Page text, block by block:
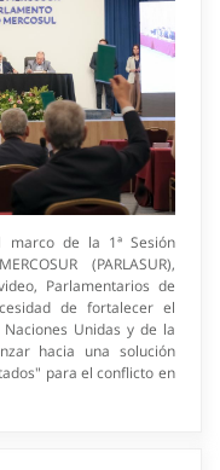
marco de la 1ª Sesión
(PARLASUR),
Parlamentarios de
de fortalecer el
Unidas y de la
hacia una solución
para el conflicto en